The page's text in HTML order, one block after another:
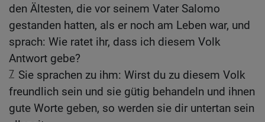
den Ältesten, die vor seinem Vater Salomo
gestanden hatten, als er noch am Leben war, und
sprach: Wie ratet ihr, dass ich diesem Volk
Antwort gebe?
7 Sie sprachen zu ihm: Wirst du zu diesem Volk
freundlich sein und sie gütig behandeln und ihnen
gute Worte geben, so werden sie dir untertan sein